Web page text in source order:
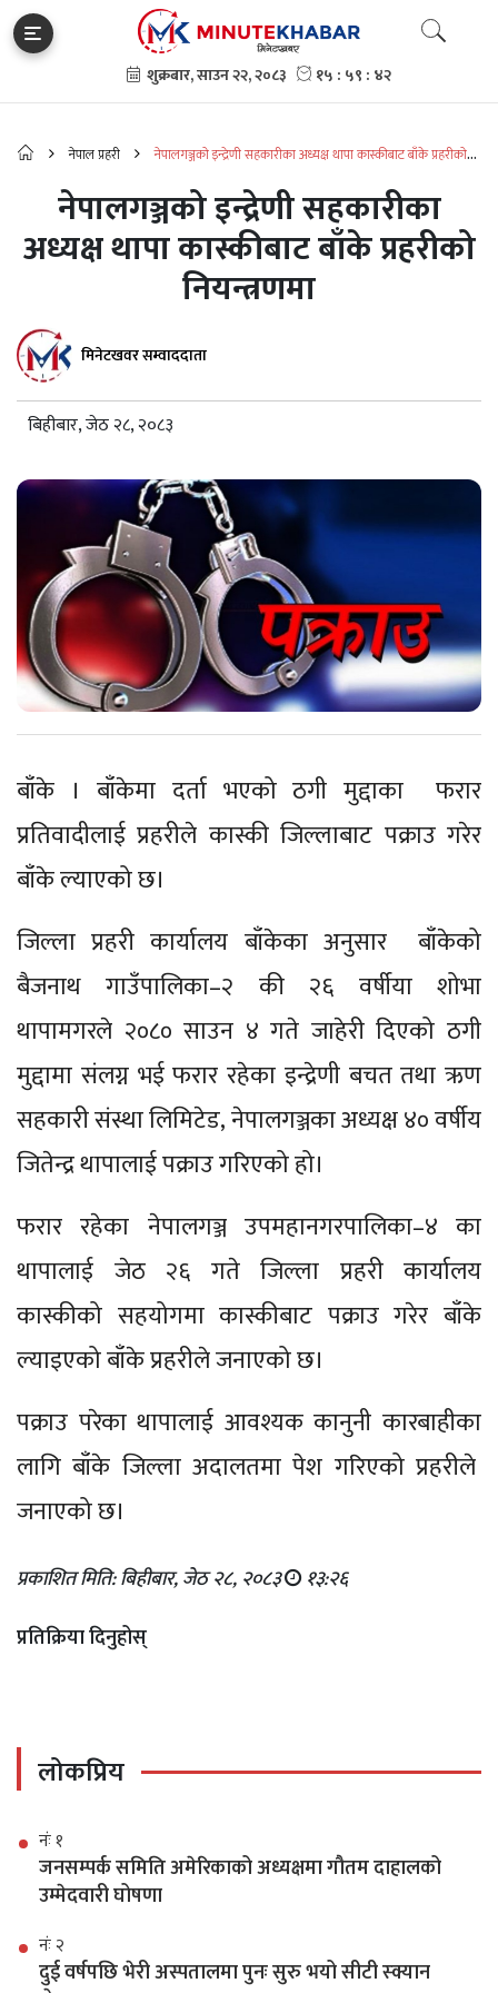
नेपाल प्रहरी
नेपालगञ्जको इन्द्रेणी सहकारीका अध्यक्ष थापा कास्कीबाट बाँके प्रहरीको
नियन्त्रणमानेपालगञ्जको इन्द्रेणी सहकारीका
अध्यक्ष थापा कास्कीबाट बाँके प्रहरीको
नियन्त्रणमा
मिनेटखवर सम्वाददाता
बिहीबार, जेठ २८, २०८३
बाँके । बाँकेमा दर्ता भएको ठगी मुद्दाका फरार
प्रतिवादीलाई प्रहरीले कास्की जिल्लाबाट पक्राउ गरेर
बाँके ल्याएको छ।
जिल्ला प्रहरी कार्यालय बाँकेका अनुसार बाँकेको
बैजनाथ गाउँपालिका–२ की २६ वर्षीया शोभा
थापामगरले २०८० साउन ४ गते जाहेरी दिएको ठगी
मुद्दामा संलग्न भई फरार रहेका इन्द्रेणी बचत तथा ऋण
सहकारी संस्था लिमिटेड, नेपालगञ्जका अध्यक्ष ४० वर्षीय
जितेन्द्र थापालाई पक्राउ गरिएको हो।
फरार रहेका नेपालगञ्ज उपमहानगरपालिका–४ का
थापालाई जेठ २६ गते जिल्ला प्रहरी कार्यालय
कास्कीको सहयोगमा कास्कीबाट पक्राउ गरेर बाँके
ल्याइएको बाँके प्रहरीले जनाएको छ।
पक्राउ परेका थापालाई आवश्यक कानुनी कारबाहीका
लागि बाँके जिल्ला अदालतमा पेश गरिएको प्रहरीले
जनाएको छ।
प्रकाशित मिति: बिहीबार, जेठ २८, २०८३ १३:२६
प्रतिक्रिया दिनुहोस्
लोकप्रिय
नंः १
जनसम्पर्क समिति अमेरिकाको अध्यक्षमा गौतम दाहालको
उम्मेदवारी घोषणा
नंः २
दुई वर्षपछि भेरी अस्पतालमा पुनः सुरु भयो सीटी स्क्यान